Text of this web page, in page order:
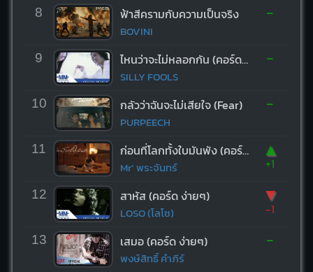
8 ฟ้าสีครามกับความเป็นจริง
BOVINI
-
9 ไหนว่าจะไม่หลอกกัน (คอร์ด ง่ายๆ)
SILLY FOOLS
-
10 กลัวว่าฉันจะไม่เสียใจ (Fear)
PURPEECH
-
11 ก่อนที่โลกทั้งใบมันพัง (คอร์ด ง่ายๆ)
Mr’ พระจันทร์
▲
+1
12 สาหัส (คอร์ด ง่ายๆ)
LOSO (โลโซ)
▼
-1
13 เสมอ (คอร์ด ง่ายๆ)
พงษ์สิทธิ์ คำภีร์
-